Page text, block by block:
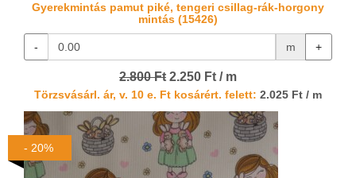
Gyerekmintás pamut piké, tengeri csillag-rák-horgony
mintás (15426)
- m +
2.800 Ft 2.250 Ft / m
Törzsvásárl. ár, v. 10 e. Ft kosárért. felett: 2.025 Ft / m
- 20%